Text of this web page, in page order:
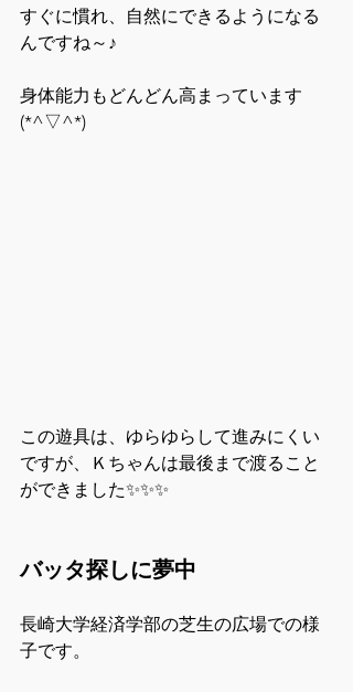
すぐに慣れ、自然にできるようになる
んですね～♪
身体能力もどんどん高まっています
(*^▽^*)
この遊具は、ゆらゆらして進みにくい
ですが、Ｋちゃんは最後まで渡ること
ができました✨✨✨
バッタ探しに夢中
長崎大学経済学部の芝生の広場での様
子です。